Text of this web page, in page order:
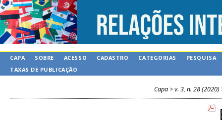
CAPA SOBRE ACESSO CADASTRO CATEGORIAS
PESQUISA
TAXAS DE PUBLICAÇÃO
Capa>v. 3, n. 28 (2020)